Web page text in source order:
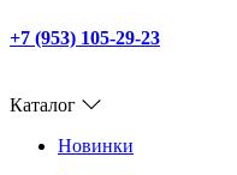
+7 (953) 105-29-23
Каталог
Новинки